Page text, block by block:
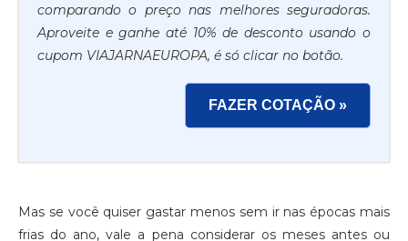
comparando o preço nas melhores seguradoras.
Aproveite e ganhe até 10% de desconto usando o
cupom VIAJARNAEUROPA, é só clicar no botão.
FAZER COTAÇÃO »
Mas se você quiser gastar menos sem ir nas épocas mais
frias do ano, vale a pena considerar os meses antes ou